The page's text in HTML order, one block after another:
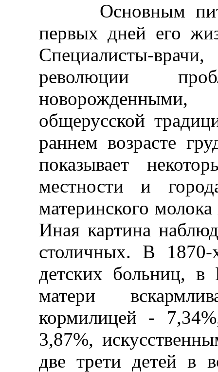
Основным
первых дней его
Специалисты-
революции
общерусской
раннем возрасте
показывает
местности и
материнского
Иная картина
столичных. В
детских больниц,
матери
кормилицей -
3,87%,
две трети детей в